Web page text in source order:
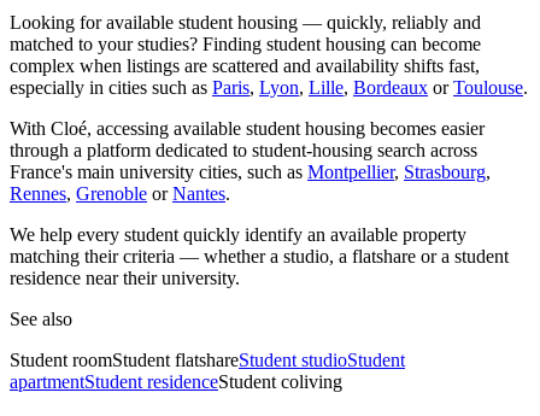
Looking for available student housing — quickly, reliably and
matched to your studies? Finding student housing can become
complex when listings are scattered and availability shifts fast,
especially in cities such as Paris, Lyon, Lille, Bordeaux orToulouse.
With Cloé, accessing available student housing becomes easier
through a platform dedicated to student-housing search across
France's main university cities, such as Montpellier, Strasbourg,
Rennes, Grenoble orNantes.
We help every student quickly identify an available property
matching their criteria — whether a studio, a flatshare or a student
residence near their university.
See also
Student roomStudent flatshareStudent studioStudent
apartmentStudent residenceStudent coliving